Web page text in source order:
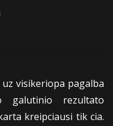
visikeriopa pagalba
galutinio rezultato
kreipciausi tik cia.